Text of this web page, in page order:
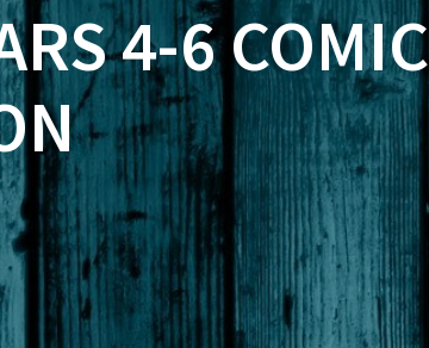
4-6 COMIC